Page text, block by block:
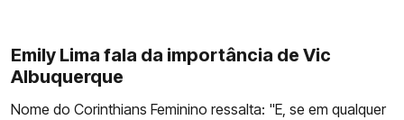
Emily Lima fala da importância de Vic
Albuquerque
Nome do Corinthians Feminino ressalta: "E, se em qualquer